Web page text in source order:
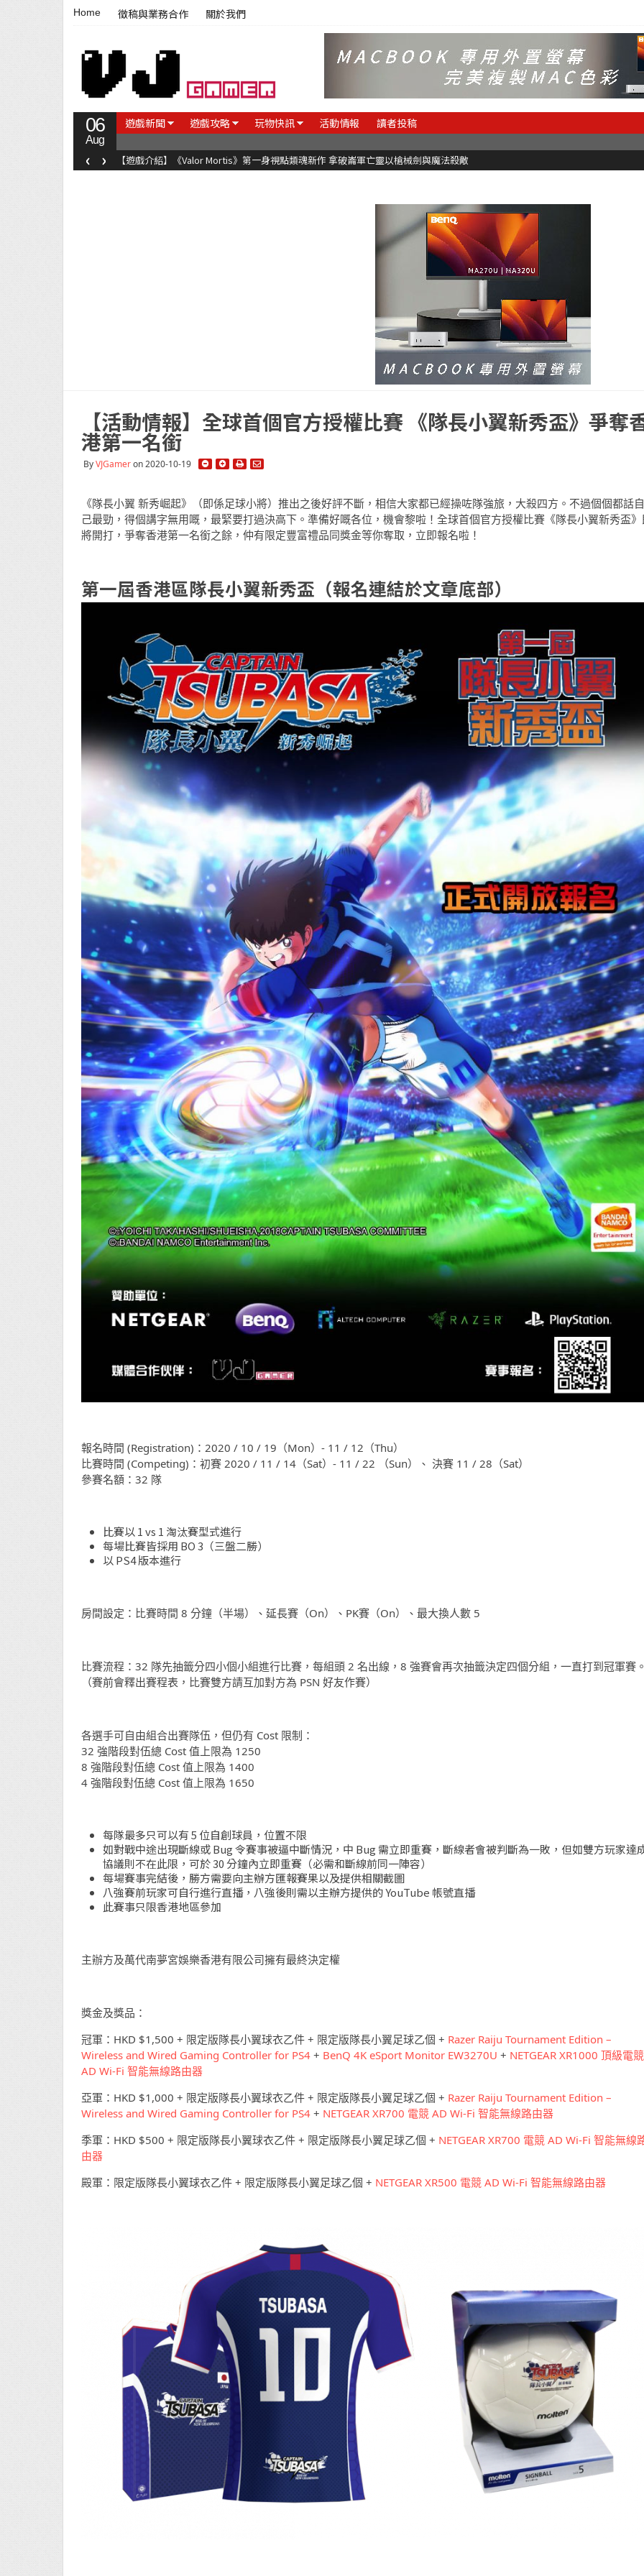
Home 徵稿與業務合作 關於我們
06
Aug
遊戲新聞 遊戲攻略 玩物快訊 活動情報 讀者投稿
【遊戲介紹】《Valor Mortis》第一身視點類魂新作 拿破崙軍亡靈以槍械劍與魔法殺敵
‹ ›
【活動情報】全球首個官方授權比賽 《隊長小翼新秀盃》爭奪
港第一名銜
ByVJGameron 2020-10-19
《隊長小翼 新秀崛起》（即係足球小將）推出之後好評不斷，相信大家都已經操咗隊強旅，大殺四方。不過個個都話自
己最勁，得個講字無用嘅，最緊要打過決高下。準備好嘅各位，機會黎啦！全球首個官方授權比賽《隊長小翼新秀盃
將開打，爭奪香港第一名銜之餘，仲有限定豐富禮品同獎金等你奪取，立即報名啦！
第一屆香港區隊長小翼新秀盃（報名連結於文章底部）
報名時間 (Registration)：2020 / 10 / 19（Mon）- 11 / 12（Thu）
比賽時間 (Competing)：初賽 2020 / 11 / 14（Sat）- 11 / 22 （Sun）、 決賽 11 / 28（Sat）
參賽名額：32 隊
比賽以 1 vs 1 淘汰賽型式進行
每場比賽皆採用 BO 3（三盤二勝）
以 PS4 版本進行
房間設定：比賽時間 8 分鐘（半場）、延長賽（On）、PK賽（On）、最大換人數 5
比賽流程：32 隊先抽籤分四小個小組進行比賽，每組頭 2 名出線，8 強賽會再次抽籤決定四個分組，一直打到冠軍賽
（賽前會釋出賽程表，比賽雙方請互加對方為 PSN 好友作賽）
各選手可自由組合出賽隊伍，但仍有 Cost 限制：
32 強階段對伍總 Cost 值上限為 1250
8 強階段對伍總 Cost 值上限為 1400
4 強階段對伍總 Cost 值上限為 1650
每隊最多只可以有 5 位自創球員，位置不限
如對戰中途出現斷線或 Bug 令賽事被逼中斷情況，中 Bug 需立即重賽，斷線者會被判斷為一敗，但如雙方玩家達
協議則不在此限，可於 30 分鐘內立即重賽（必需和斷線前同一陣容）
每場賽事完結後，勝方需要向主辦方匯報賽果以及提供相關截圖
八強賽前玩家可自行進行直播，八強後則需以主辦方提供的 YouTube 帳號直播
此賽事只限香港地區參加
主辦方及萬代南夢宮娛樂香港有限公司擁有最終決定權
獎金及獎品：
冠軍：HKD $1,500 + 限定版隊長小翼球衣乙件 + 限定版隊長小翼足球乙個 + Razer Raiju Tournament Edition –
Wireless and Wired Gaming Controller for PS4 + BenQ 4K eSport Monitor EW3270U + NETGEAR XR1000 頂級電競
AD Wi-Fi 智能無線路由器
亞軍：HKD $1,000 + 限定版隊長小翼球衣乙件 + 限定版隊長小翼足球乙個 + Razer Raiju Tournament Edition –
Wireless and Wired Gaming Controller for PS4 + NETGEAR XR700 電競 AD Wi-Fi 智能無線路由器
季軍：HKD $500 + 限定版隊長小翼球衣乙件 + 限定版隊長小翼足球乙個 + NETGEAR XR700 電競 AD Wi-Fi 智能無線
由器
殿軍：限定版隊長小翼球衣乙件 + 限定版隊長小翼足球乙個 + NETGEAR XR500 電競 AD Wi-Fi 智能無線路由器